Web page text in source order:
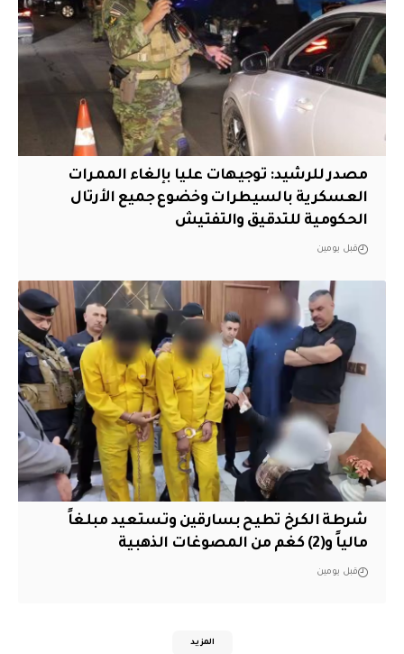
مصدر للرشيد: توجيهات عليا بإلغاء الممرات
العسكرية بالسيطرات وخضوع جميع الأرتال
الحكومية للتدقيق والتفتيش
قبل يومين
شرطة الكرخ تطيح بسارقين وتستعيد مبلغاً
مالياً و(2) كغم من المصوغات الذهبية
قبل يومين
المزيد